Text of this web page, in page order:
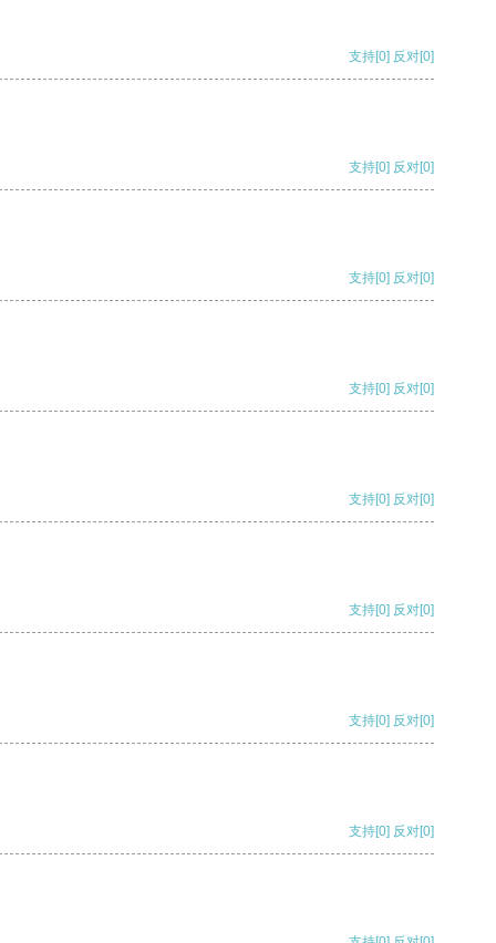
支持[0] 反对[0]
支持[0] 反对[0]
支持[0] 反对[0]
支持[0] 反对[0]
支持[0] 反对[0]
支持[0] 反对[0]
支持[0] 反对[0]
支持[0] 反对[0]